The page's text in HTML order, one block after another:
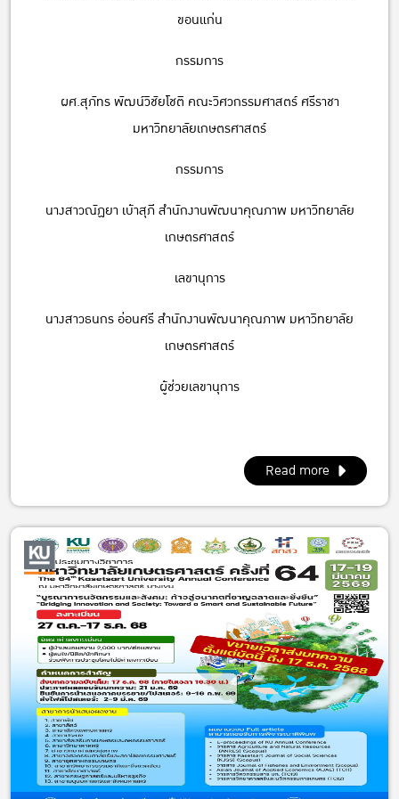
ขอนแก่น
กรรมการ
ผศ.สุภัทร พัฒน์วิชัยโชติ คณะวิศวกรรมศาสตร์ ศรีราชา
มหาวิทยาลัยเกษตรศาสตร์
กรรมการ
นางสาวณัฏยา เบ้าสุภี สำนักงานพัฒนาคุณภาพ มหาวิทยาลัย
เกษตรศาสตร์
เลขานุการ
นางสาวธนกร อ่อนศรี สำนักงานพัฒนาคุณภาพ มหาวิทยาลัย
เกษตรศาสตร์
ผู้ช่วยเลขานุการ
Read more